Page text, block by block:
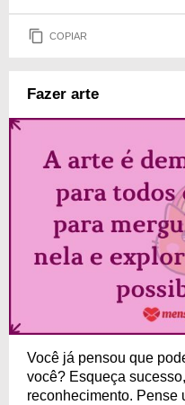
COPIAR
Fazer arte
Você já pensou que
você? Esqueça
reconhecimento. Pense